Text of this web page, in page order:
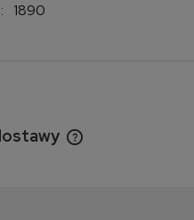
1890